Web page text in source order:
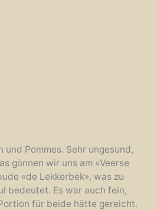
Pommes. Sehr ungesund,
gönnen wir uns am «Veerse
«de Lekkerbek», was zu
bedeutet. Es war auch fein,
für beide hätte gereicht.